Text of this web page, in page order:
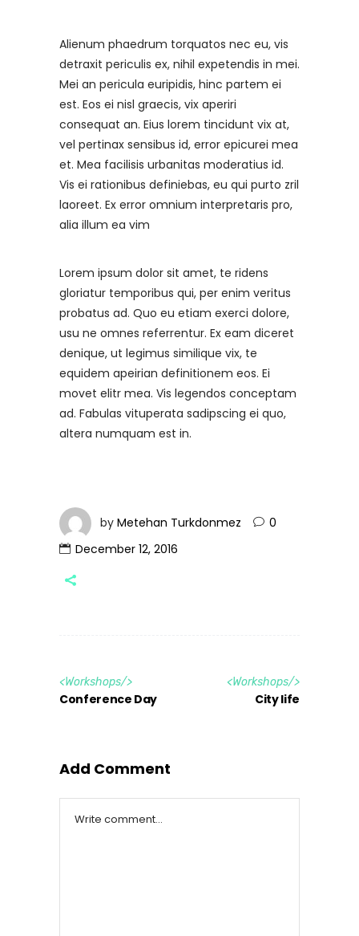
Alienum phaedrum torquatos nec eu, vis
detraxit periculis ex, nihil expetendis in mei.
Mei an pericula euripidis, hinc partem ei
est. Eos ei nisl graecis, vix aperiri
consequat an. Eius lorem tincidunt vix at,
vel pertinax sensibus id, error epicurei mea
et. Mea facilisis urbanitas moderatius id.
Vis ei rationibus definiebas, eu qui purto zril
laoreet. Ex error omnium interpretaris pro,
alia illum ea vim
Lorem ipsum dolor sit amet, te ridens
gloriatur temporibus qui, per enim veritus
probatus ad. Quo eu etiam exerci dolore,
usu ne omnes referrentur. Ex eam diceret
denique, ut legimus similique vix, te
equidem apeirian definitionem eos. Ei
movet elitr mea. Vis legendos conceptam
ad. Fabulas vituperata sadipscing ei quo,
altera numquam est in.
by Metehan Turkdonmez
0
December 12, 2016
<Workshops/>
Conference Day
<Workshops/>
City life
Add Comment